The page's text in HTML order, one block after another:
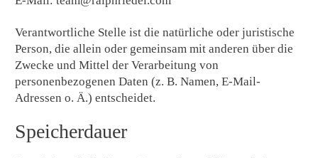
Verantwortliche Stelle ist die natürliche oder juristische
Person, die allein oder gemeinsam mit anderen über die
Zwecke und Mittel der Verarbeitung von
personenbezogenen Daten (z. B. Namen, E-Mail-
Adressen o. Ä.) entscheidet.
Speicherdauer